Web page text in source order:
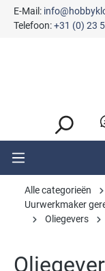
E-Mail:
Telefoon:+31 (0) 23
Alle categorieën
Uurwerkmaker
Oliegevers